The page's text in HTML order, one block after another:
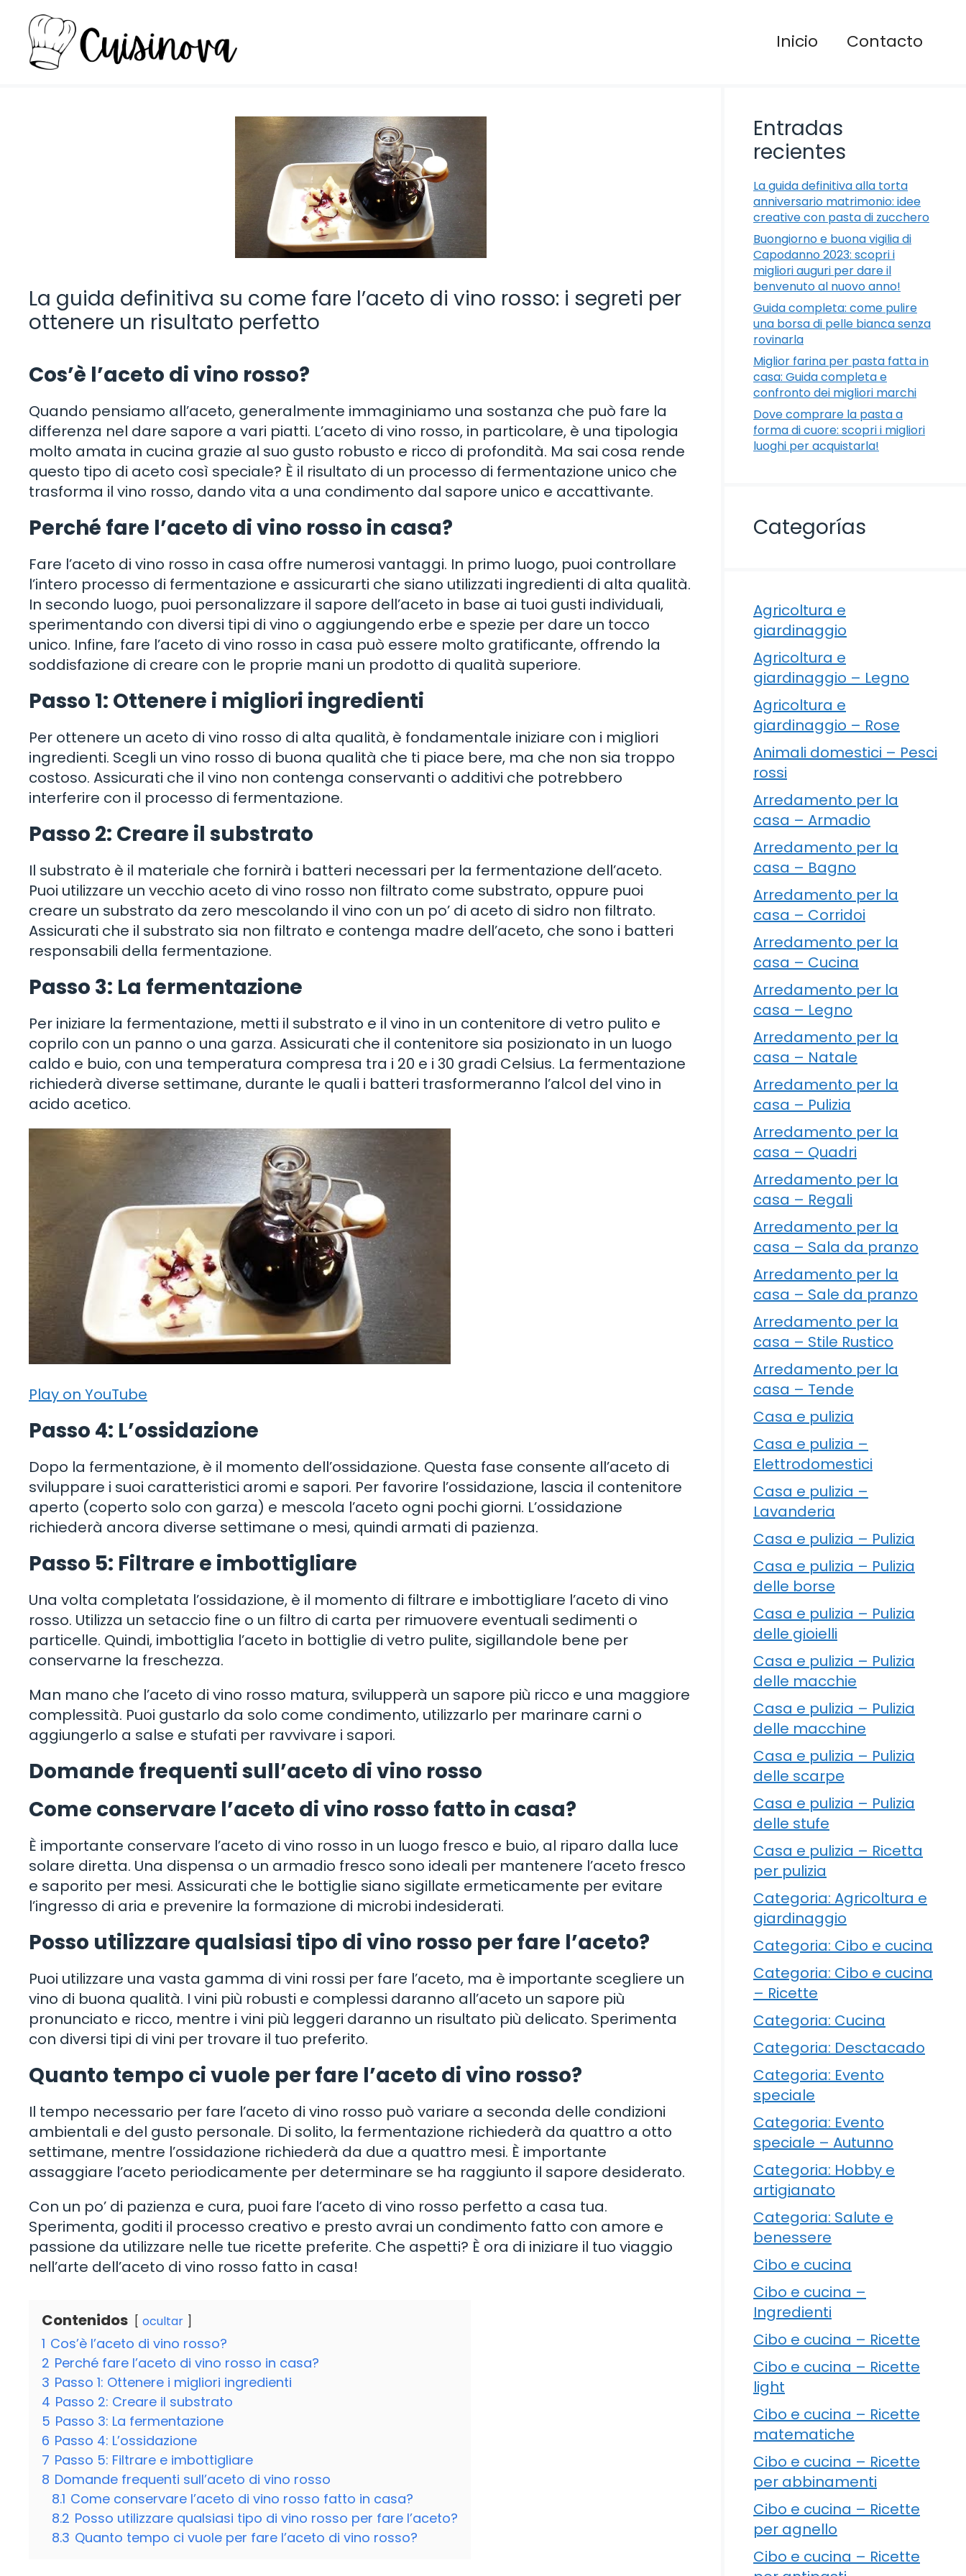
contenuto
Inicio Contacto
La guida definitiva su come fare l’aceto di vino rosso: i segreti per
ottenere un risultato perfetto
Cos’è l’aceto di vino rosso?
Quando pensiamo all’aceto, generalmente immaginiamo una sostanza che può fare la
differenza nel dare sapore a vari piatti. L’aceto di vino rosso, in particolare, è una tipologia
molto amata in cucina grazie al suo gusto robusto e ricco di profondità. Ma sai cosa rende
questo tipo di aceto così speciale? È il risultato di un processo di fermentazione unico che
trasforma il vino rosso, dando vita a una condimento dal sapore unico e accattivante.
Perché fare l’aceto di vino rosso in casa?
Fare l’aceto di vino rosso in casa offre numerosi vantaggi. In primo luogo, puoi controllare
l’intero processo di fermentazione e assicurarti che siano utilizzati ingredienti di alta qualità.
In secondo luogo, puoi personalizzare il sapore dell’aceto in base ai tuoi gusti individuali,
sperimentando con diversi tipi di vino o aggiungendo erbe e spezie per dare un tocco
unico. Infine, fare l’aceto di vino rosso in casa può essere molto gratificante, offrendo la
soddisfazione di creare con le proprie mani un prodotto di qualità superiore.
Passo 1: Ottenere i migliori ingredienti
Per ottenere un aceto di vino rosso di alta qualità, è fondamentale iniziare con i migliori
ingredienti. Scegli un vino rosso di buona qualità che ti piace bere, ma che non sia troppo
costoso. Assicurati che il vino non contenga conservanti o additivi che potrebbero
interferire con il processo di fermentazione.
Passo 2: Creare il substrato
Il substrato è il materiale che fornirà i batteri necessari per la fermentazione dell’aceto.
Puoi utilizzare un vecchio aceto di vino rosso non filtrato come substrato, oppure puoi
creare un substrato da zero mescolando il vino con un po’ di aceto di sidro non filtrato.
Assicurati che il substrato sia non filtrato e contenga madre dell’aceto, che sono i batteri
responsabili della fermentazione.
Passo 3: La fermentazione
Per iniziare la fermentazione, metti il substrato e il vino in un contenitore di vetro pulito e
coprilo con un panno o una garza. Assicurati che il contenitore sia posizionato in un luogo
caldo e buio, con una temperatura compresa tra i 20 e i 30 gradi Celsius. La fermentazione
richiederà diverse settimane, durante le quali i batteri trasformeranno l’alcol del vino in
acido acetico.
Play on YouTube
Passo 4: L’ossidazione
Dopo la fermentazione, è il momento dell’ossidazione. Questa fase consente all’aceto di
sviluppare i suoi caratteristici aromi e sapori. Per favorire l’ossidazione, lascia il contenitore
aperto (coperto solo con garza) e mescola l’aceto ogni pochi giorni. L’ossidazione
richiederà ancora diverse settimane o mesi, quindi armati di pazienza.
Passo 5: Filtrare e imbottigliare
Una volta completata l’ossidazione, è il momento di filtrare e imbottigliare l’aceto di vino
rosso. Utilizza un setaccio fine o un filtro di carta per rimuovere eventuali sedimenti o
particelle. Quindi, imbottiglia l’aceto in bottiglie di vetro pulite, sigillandole bene per
conservarne la freschezza.
Man mano che l’aceto di vino rosso matura, svilupperà un sapore più ricco e una maggiore
complessità. Puoi gustarlo da solo come condimento, utilizzarlo per marinare carni o
aggiungerlo a salse e stufati per ravvivare i sapori.
Domande frequenti sull’aceto di vino rosso
Come conservare l’aceto di vino rosso fatto in casa?
È importante conservare l’aceto di vino rosso in un luogo fresco e buio, al riparo dalla luce
solare diretta. Una dispensa o un armadio fresco sono ideali per mantenere l’aceto fresco
e saporito per mesi. Assicurati che le bottiglie siano sigillate ermeticamente per evitare
l’ingresso di aria e prevenire la formazione di microbi indesiderati.
Posso utilizzare qualsiasi tipo di vino rosso per fare l’aceto?
Puoi utilizzare una vasta gamma di vini rossi per fare l’aceto, ma è importante scegliere un
vino di buona qualità. I vini più robusti e complessi daranno all’aceto un sapore più
pronunciato e ricco, mentre i vini più leggeri daranno un risultato più delicato. Sperimenta
con diversi tipi di vini per trovare il tuo preferito.
Quanto tempo ci vuole per fare l’aceto di vino rosso?
Il tempo necessario per fare l’aceto di vino rosso può variare a seconda delle condizioni
ambientali e del gusto personale. Di solito, la fermentazione richiederà da quattro a otto
settimane, mentre l’ossidazione richiederà da due a quattro mesi. È importante
assaggiare l’aceto periodicamente per determinare se ha raggiunto il sapore desiderato.
Con un po’ di pazienza e cura, puoi fare l’aceto di vino rosso perfetto a casa tua.
Sperimenta, goditi il processo creativo e presto avrai un condimento fatto con amore e
passione da utilizzare nelle tue ricette preferite. Che aspetti? È ora di iniziare il tuo viaggio
nell’arte dell’aceto di vino rosso fatto in casa!
Contenidos ocultar
1 Cos’è l’aceto di vino rosso?
2 Perché fare l’aceto di vino rosso in casa?
3 Passo 1: Ottenere i migliori ingredienti
4 Passo 2: Creare il substrato
5 Passo 3: La fermentazione
6 Passo 4: L’ossidazione
7 Passo 5: Filtrare e imbottigliare
8 Domande frequenti sull’aceto di vino rosso
8.1 Come conservare l’aceto di vino rosso fatto in casa?
8.2 Posso utilizzare qualsiasi tipo di vino rosso per fare l’aceto?
8.3 Quanto tempo ci vuole per fare l’aceto di vino rosso?
Entradas
recientes
La guida definitiva alla torta
anniversario matrimonio: idee
creative con pasta di zucchero
Buongiorno e buona vigilia di
Capodanno 2023: scopri i
migliori auguri per dare il
benvenuto al nuovo anno!
Guida completa: come pulire
una borsa di pelle bianca senza
rovinarla
Miglior farina per pasta fatta in
casa: Guida completa e
confronto dei migliori marchi
Dove comprare la pasta a
forma di cuore: scopri i migliori
luoghi per acquistarla!
Categorías
Agricoltura e
giardinaggio
Agricoltura e
giardinaggio – Legno
Agricoltura e
giardinaggio – Rose
Animali domestici – Pesci
rossi
Arredamento per la
casa – Armadio
Arredamento per la
casa – Bagno
Arredamento per la
casa – Corridoi
Arredamento per la
casa – Cucina
Arredamento per la
casa – Legno
Arredamento per la
casa – Natale
Arredamento per la
casa – Pulizia
Arredamento per la
casa – Quadri
Arredamento per la
casa – Regali
Arredamento per la
casa – Sala da pranzo
Arredamento per la
casa – Sale da pranzo
Arredamento per la
casa – Stile Rustico
Arredamento per la
casa – Tende
Casa e pulizia
Casa e pulizia –
Elettrodomestici
Casa e pulizia –
Lavanderia
Casa e pulizia – Pulizia
Casa e pulizia – Pulizia
delle borse
Casa e pulizia – Pulizia
delle gioielli
Casa e pulizia – Pulizia
delle macchie
Casa e pulizia – Pulizia
delle macchine
Casa e pulizia – Pulizia
delle scarpe
Casa e pulizia – Pulizia
delle stufe
Casa e pulizia – Ricetta
per pulizia
Categoria: Agricoltura e
giardinaggio
Categoria: Cibo e cucina
Categoria: Cibo e cucina
– Ricette
Categoria: Cucina
Categoria: Desctacado
Categoria: Evento
speciale
Categoria: Evento
speciale – Autunno
Categoria: Hobby e
artigianato
Categoria: Salute e
benessere
Cibo e cucina
Cibo e cucina –
Ingredienti
Cibo e cucina – Ricette
Cibo e cucina – Ricette
light
Cibo e cucina – Ricette
matematiche
Cibo e cucina – Ricette
per abbinamenti
Cibo e cucina – Ricette
per agnello
Cibo e cucina – Ricette